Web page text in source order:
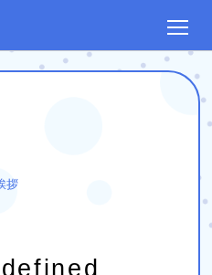
拶
d efined